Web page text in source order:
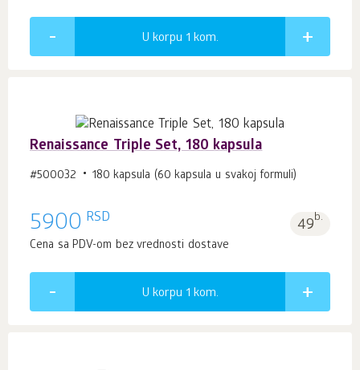
U korpu 1 kom.
Renaissance Triple Set, 180 kapsula
#500032 180 kapsula (60 kapsula u svakoj formuli)
5900 RSD 49b.
Cena sa PDV-om bez vrednosti dostave
U korpu 1 kom.